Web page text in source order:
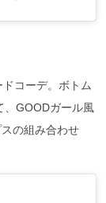
コーデ。ボトム
、GOODガール風
の組み合わせ